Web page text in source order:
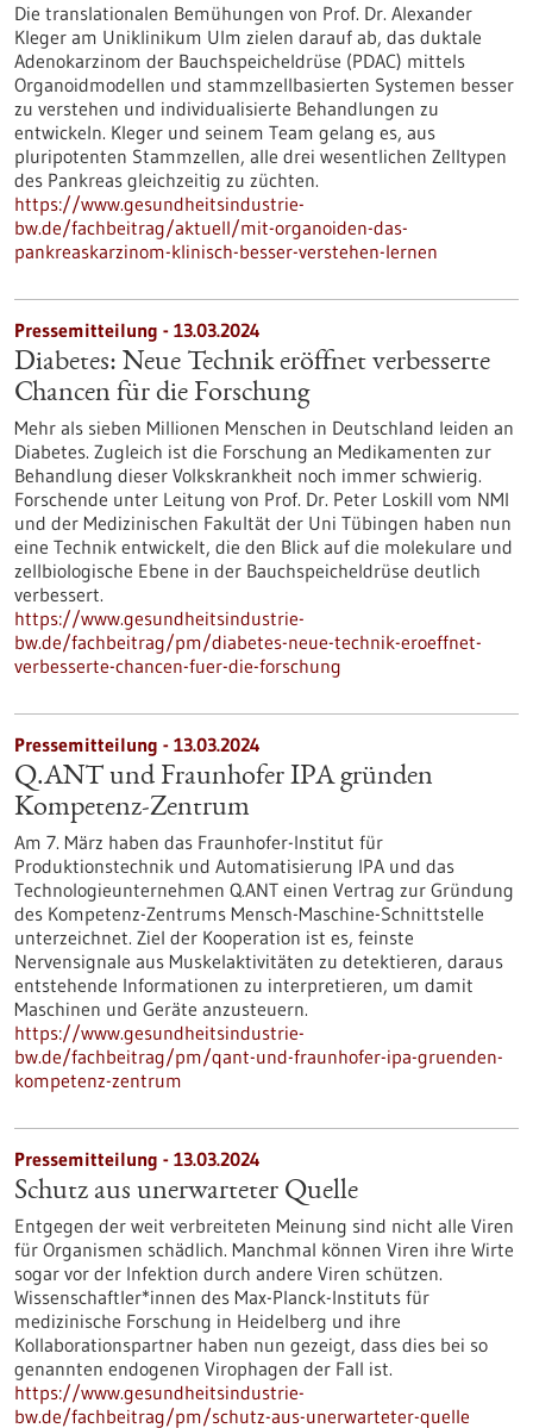
Die translationalen Bemühungen von Prof. Dr. Alexander
Kleger am Uniklinikum Ulm zielen darauf ab, das duktale
Adenokarzinom der Bauchspeicheldrüse (PDAC) mittels
Organoidmodellen und stammzellbasierten Systemen besser
zu verstehen und individualisierte Behandlungen zu
entwickeln. Kleger und seinem Team gelang es, aus
pluripotenten Stammzellen, alle drei wesentlichen Zelltypen
des Pankreas gleichzeitig zu züchten.
https://www.gesundheitsindustrie-
bw.de/fachbeitrag/aktuell/mit-organoiden-das-
pankreaskarzinom-klinisch-besser-verstehen-lernen
Pressemitteilung - 13.03.2024
Diabetes: Neue Technik eröffnet verbesserte
Chancen für die Forschung
Mehr als sieben Millionen Menschen in Deutschland leiden an
Diabetes. Zugleich ist die Forschung an Medikamenten zur
Behandlung dieser Volkskrankheit noch immer schwierig.
Forschende unter Leitung von Prof. Dr. Peter Loskill vom NMI
und der Medizinischen Fakultät der Uni Tübingen haben nun
eine Technik entwickelt, die den Blick auf die molekulare und
zellbiologische Ebene in der Bauchspeicheldrüse deutlich
verbessert.
https://www.gesundheitsindustrie-
bw.de/fachbeitrag/pm/diabetes-neue-technik-eroeffnet-
verbesserte-chancen-fuer-die-forschung
Pressemitteilung - 13.03.2024
Q.ANT und Fraunhofer IPA gründen
Kompetenz-Zentrum
Am 7. März haben das Fraunhofer-Institut für
Produktionstechnik und Automatisierung IPA und das
Technologieunternehmen Q.ANT einen Vertrag zur Gründung
des Kompetenz-Zentrums Mensch-Maschine-Schnittstelle
unterzeichnet. Ziel der Kooperation ist es, feinste
Nervensignale aus Muskelaktivitäten zu detektieren, daraus
entstehende Informationen zu interpretieren, um damit
Maschinen und Geräte anzusteuern.
https://www.gesundheitsindustrie-
bw.de/fachbeitrag/pm/qant-und-fraunhofer-ipa-gruenden-
kompetenz-zentrum
Pressemitteilung - 13.03.2024
Schutz aus unerwarteter Quelle
Entgegen der weit verbreiteten Meinung sind nicht alle Viren
für Organismen schädlich. Manchmal können Viren ihre Wirte
sogar vor der Infektion durch andere Viren schützen.
Wissenschaftler*innen des Max-Planck-Instituts für
medizinische Forschung in Heidelberg und ihre
Kollaborationspartner haben nun gezeigt, dass dies bei so
genannten endogenen Virophagen der Fall ist.
https://www.gesundheitsindustrie-
bw.de/fachbeitrag/pm/schutz-aus-unerwarteter-quelle